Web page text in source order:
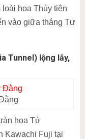
hoa Thủy tiên
vào giữa tháng Tư
Tunnel) lộng lẫy,
hoa Tử
Kawachi Fuji tại